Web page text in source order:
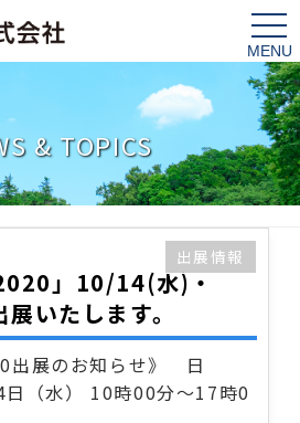
& TOPICS
」10/14(水)・
いたします。
出展情報
出展のお知らせ》 日
（水） 10時00分～17時0